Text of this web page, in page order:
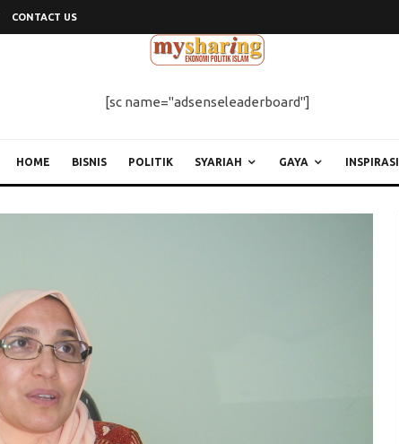
CONTACT US
[sc name="adsenseleaderboard"]
HOME BISNIS POLITIK SYARIAH GAYA INSPIRASI